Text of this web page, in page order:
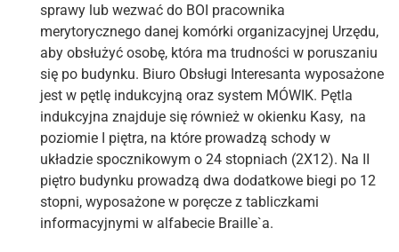
sprawy lub wezwać do BOI pracownika
merytorycznego danej komórki organizacyjnej Urzędu,
aby obsłużyć osobę, która ma trudności w poruszaniu
się po budynku. Biuro Obsługi Interesanta wyposażone
jest w pętlę indukcyjną oraz system MÓWIK. Pętla
indukcyjna znajduje się również w okienku Kasy, na
poziomie I piętra, na które prowadzą schody w
układzie spocznikowym o 24 stopniach (2X12). Na II
piętro budynku prowadzą dwa dodatkowe biegi po 12
stopni, wyposażone w poręcze z tabliczkami
informacyjnymi w alfabecie Braille`a.